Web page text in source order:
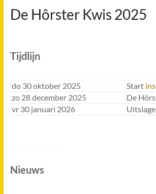
De Hôrster Kwis 2025
Tijdlijn
do 30 oktober 2025 Start
zo 28 december 2025
De
vr 30 januari 2026
Nieuws